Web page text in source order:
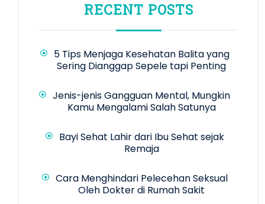
RECENT POSTS
5 Tips Menjaga Kesehatan Balita yang
Sering Dianggap Sepele tapi Penting
Jenis-jenis Gangguan Mental, Mungkin
Kamu Mengalami Salah Satunya
Bayi Sehat Lahir dari Ibu Sehat sejak
Remaja
Cara Menghindari Pelecehan Seksual
Oleh Dokter di Rumah Sakit